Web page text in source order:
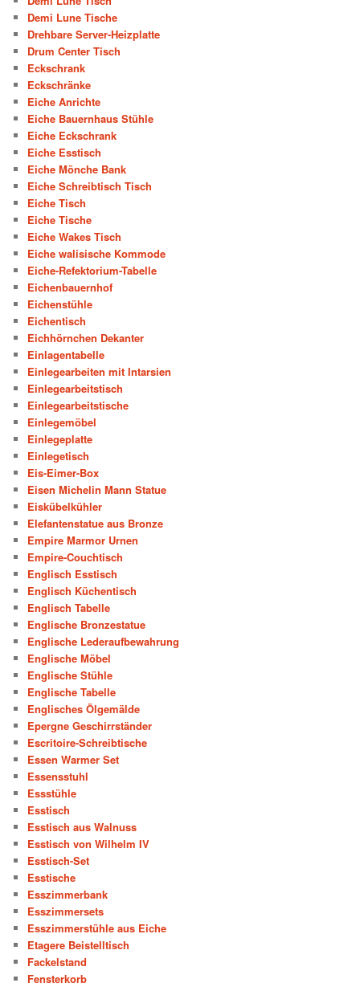
Demi Lune Tische
Drehbare Server-Heizplatte
Drum Center Tisch
Eckschrank
Eckschränke
Eiche Anrichte
Eiche Bauernhaus Stühle
Eiche Eckschrank
Eiche Esstisch
Eiche Mönche Bank
Eiche Schreibtisch Tisch
Eiche Tisch
Eiche Tische
Eiche Wakes Tisch
Eiche walisische Kommode
Eiche-Refektorium-Tabelle
Eichenbauernhof
Eichenstühle
Eichentisch
Eichhörnchen Dekanter
Einlagentabelle
Einlegearbeiten mit Intarsien
Einlegearbeitstisch
Einlegearbeitstische
Einlegemöbel
Einlegeplatte
Einlegetisch
Eis-Eimer-Box
Eisen Michelin Mann Statue
Eiskübelkühler
Elefantenstatue aus Bronze
Empire Marmor Urnen
Empire-Couchtisch
Englisch Esstisch
Englisch Küchentisch
Englisch Tabelle
Englische Bronzestatue
Englische Lederaufbewahrung
Englische Möbel
Englische Stühle
Englische Tabelle
Englisches Ölgemälde
Epergne Geschirrständer
Escritoire-Schreibtische
Essen Warmer Set
Essensstuhl
Essstühle
Esstisch
Esstisch aus Walnuss
Esstisch von Wilhelm IV
Esstisch-Set
Esstische
Esszimmerbank
Esszimmersets
Esszimmerstühle aus Eiche
Etagere Beistelltisch
Fackelstand
Fensterkorb